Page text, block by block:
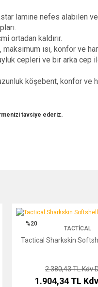
lamine nefes alabilen
ortadan kaldırır.
maksimum ısı, konfor ve
cepleri ve bir arka cep
köşebent, konfor ve
tavsiye ederiz.
Tactical Sharkskin Softshell
%20
TACTICAL
Tactical Sharkskin
2.380,43 TLKdv
1.904,34 TL